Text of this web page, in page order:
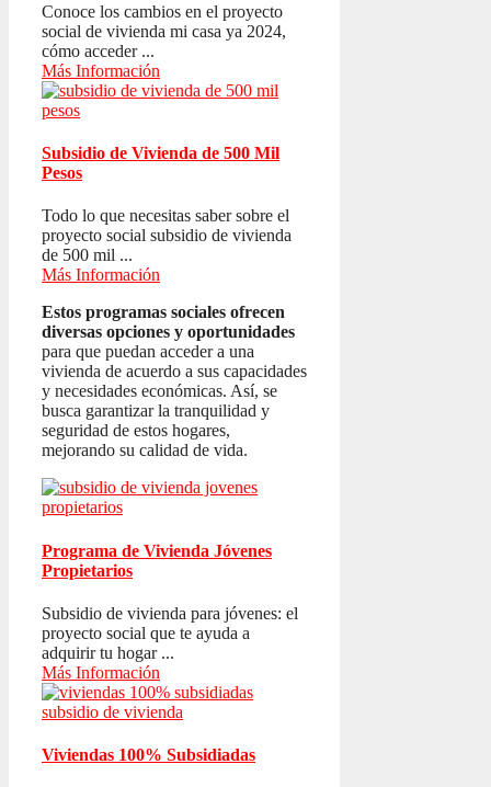
Conoce los cambios en el proyecto
social de vivienda mi casa ya 2024,
cómo acceder ...
Más Información
Subsidio de Vivienda de 500 Mil
Pesos
Todo lo que necesitas saber sobre el
proyecto social subsidio de vivienda
de 500 mil ...
Más Información
Estos programas sociales ofrecen
diversas opciones y oportunidades
para que puedan acceder a una
vivienda de acuerdo a sus capacidades
y necesidades económicas. Así, se
busca garantizar la tranquilidad y
seguridad de estos hogares,
mejorando su calidad de vida.
Programa de Vivienda Jóvenes
Propietarios
Subsidio de vivienda para jóvenes: el
proyecto social que te ayuda a
adquirir tu hogar ...
Más Información
Viviendas 100% Subsidiadas